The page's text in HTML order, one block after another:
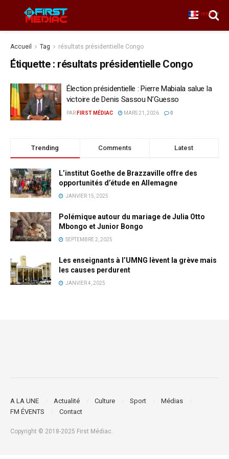
Accueil Tag résultats présidentielle Congo
Étiquette : résultats présidentielle Congo
Élection présidentielle : Pierre Mabiala salue la
victoire de Denis Sassou N’Guesso
PAR FIRST MÉDIAC MARS 21, 2026 0
Trending Comments Latest
L’institut Goethe de Brazzaville offre des
opportunités d’étude en Allemagne
JANVIER 15, 2025
Polémique autour du mariage de Julia Otto
Mbongo et Junior Bongo
SEPTEMBRE 2, 2025
Les enseignants à l’UMNG lèvent la grève mais
les causes perdurent
JANVIER 4, 2025
A LA UNE Actualité Culture Sport
Médias
FM ÉVENTS
Contact
Copyright © 2018-2025 First Médiac.
French ▼